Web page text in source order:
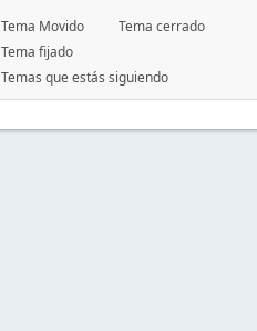
Tema Movido
Tema cerrado
Tema fijado
Temas que estás siguiendo